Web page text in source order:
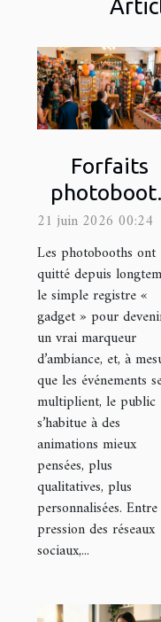
Forfaits
sur-mesure :
clé d’une
animation
réussie à
chaque
occasion
21 juin 2026 00:24
Les photobooths ont
quitté depuis
le simple registre «
gadget » pour
un vrai marqueur
d’ambiance, et, à
que les événements
multiplient, le public
s’habitue à des
animations mieux
pensées, plus
qualitatives, plus
personnalisées.
pression des réseaux
sociaux,...